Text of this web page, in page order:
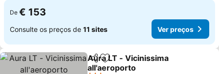
De € 153
Consulte os preços de 11 sites Ver preços
PartilharAdicionar aos favoritos
Aura LT - Vicinissima
all'aeroporto